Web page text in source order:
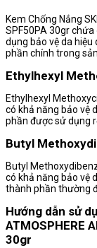
Kem Chống Nắng
SPF50PA 30gr
dụng bảo vệ da
phần chính trong
Ethylhexyl
Ethylhexyl
có khả năng bảo vệ
phần được sử dụng
Butyl
Butyl
có khả năng bảo vệ
thành phần thường
Hướng dẫn sử
ATMOSPHERE
30gr